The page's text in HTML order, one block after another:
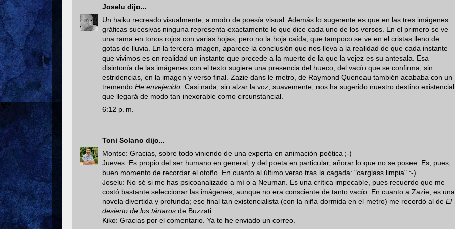
Joselu dijo...
Un haiku recreado visualmente, a modo de poesía visual. Además lo sugerente es que en las tres imágenes
gráficas sucesivas ninguna representa exactamente lo que dice cada uno de los versos. En el primero se ve
una rama en tonos rojos con varias hojas, pero no la hoja caída, que tampoco se ve en el cristas lleno de
gotas de lluvia. En la tercera imagen, aparece la conclusión que nos lleva a la realidad de que cada instante
que vivimos es en realidad un instante que precede a la muerte de la que la vejez es su antesala. Esa
disintonía de las imágenes con el texto sugiere una presencia del hueco, del vacío que se confirma, sin
estridencias, en la imagen y verso final. Zazie dans le metro, de Raymond Queneau también acababa con un
tremendo He envejecido . Casi nada, sin alzar la voz, suavemente, nos ha sugerido nuestro destino existencial
que llegará de modo tan inexorable como circunstancial.
6:12 p. m.
Toni Solano dijo...
Montse: Gracias, sobre todo viniendo de una experta en animación poética ;-)
Jueves: Es propio del ser humano en general, y del poeta en particular, añorar lo que no se posee. Es, pues,
buen momento de recordar el otoño. En cuanto al último verso tras la cagada: "carglass limpia" :-)
Joselu: No sé si me has psicoanalizado a mí o a Neuman. Es una crítica impecable, pues recuerdo que me
costó bastante seleccionar las imágenes, aunque no era consciente de tanto vacío. En cuanto a Zazie, es una
novela divertida y profunda; ese final tan existencialista (con la niña dormida en el metro) me recordó al de El
desierto de los tártaros de Buzzati.
Kiko: Gracias por el comentario. Ya te he enviado un correo.